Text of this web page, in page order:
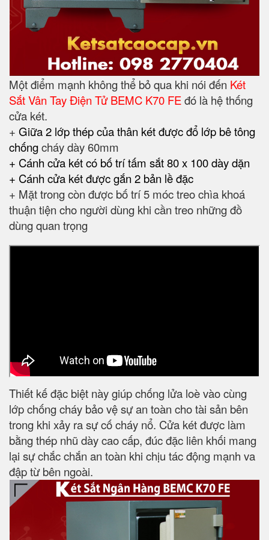
Một điểm mạnh không thể bỏ qua khi nói đến Két
Sắt Vân Tay Điện Tử BEMC K70 FEđó là hệ thống
cửa két.
+ Giữa 2 lớp thép của thân két được đổ lớp bê tông
chốngcháy dày 60mm
+ Cánh cửa két có bố trí tấm sắt 80 x 100 dày dặn
+ Cánh cửa két được gắn 2 bản lề đặc
+ Mặt trong còn được bố trí 5 móc treo chìa khoá
thuận tiện cho người dùng khi cần treo những đồ
dùng quan trọng
Thiết kế đặc biệt này giúp chống lửa loè vào cùng
lớp chống cháy bảo vệ sự an toàn cho tài sản bên
trong khi xảy ra sự cố cháy nổ. Cửa két được làm
bằng thép nhũ dày cao cấp, đúc đặc liên khối mang
lại sự chắc chắn an toàn khi chịu tác động mạnh va
đập từ bên ngoài.